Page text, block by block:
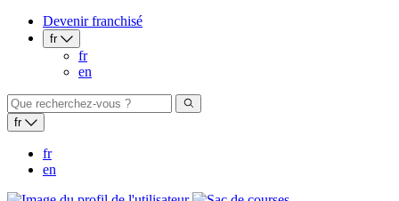
Devenir franchisé
fr
fr
en
fr
fr
en